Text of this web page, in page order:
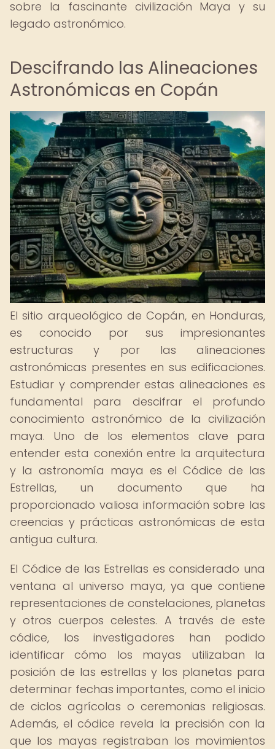
sobre la fascinante civilización Maya y su
legado astronómico.
Descifrando las Alineaciones
Astronómicas en Copán
El sitio arqueológico de Copán, en Honduras,
es conocido por sus impresionantes
estructuras y por las alineaciones
astronómicas presentes en sus edificaciones.
Estudiar y comprender estas alineaciones es
fundamental para descifrar el profundo
conocimiento astronómico de la civilización
maya. Uno de los elementos clave para
entender esta conexión entre la arquitectura
y la astronomía maya es el Códice de las
Estrellas, un documento que ha
proporcionado valiosa información sobre las
creencias y prácticas astronómicas de esta
antigua cultura.
El Códice de las Estrellas es considerado una
ventana al universo maya, ya que contiene
representaciones de constelaciones, planetas
y otros cuerpos celestes. A través de este
códice, los investigadores han podido
identificar cómo los mayas utilizaban la
posición de las estrellas y los planetas para
determinar fechas importantes, como el inicio
de ciclos agrícolas o ceremonias religiosas.
Además, el códice revela la precisión con la
que los mayas registraban los movimientos